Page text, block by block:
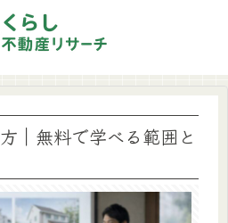
｜無料で学べる範囲と